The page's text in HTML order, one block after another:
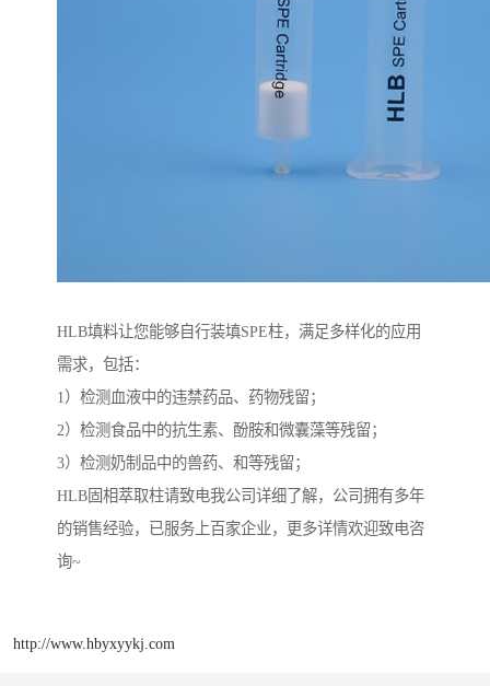
HLB填料让您能够自行装填SPE柱，满足多样化的应用
需求，包括：
1）检测血液中的违禁药品、药物残留；
2）检测食品中的抗生素、酚胺和微囊藻等残留；
3）检测奶制品中的兽药、和等残留；
HLB固相萃取柱请致电我公司详细了解，公司拥有多年
的销售经验，已服务上百家企业，更多详情欢迎致电咨
询~
http://www.hbyxyykj.com